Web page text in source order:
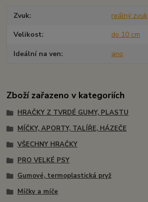
Zvuk reálný zvuk
Velikost do 10 cm
Ideální na ven ano
Zboží zařazeno v kategoriích
HRAČKY Z TVRDÉ GUMY, PLASTU
MÍČKY, APORTY, TALÍŘE, HÁZEČE
VŠECHNY HRAČKY
PRO VELKÉ PSY
Gumové, termoplastická pryž
Míčky a míče